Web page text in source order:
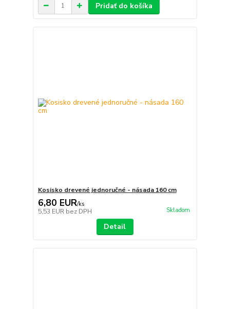
Pridať do košíka
Kosisko drevené jednoručné - násada 160 cm
6,80 EUR/ks
5,53 EUR bez DPH Skladom
Detail